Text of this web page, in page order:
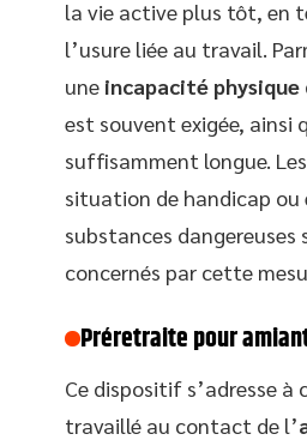
la vie active plus tôt, en
l’usure liée au travail.
une incapacité physique
est souvent exigée, ainsi
suffisamment longue.
situation de handicap ou
substances dangereuses
concernés par cette
Préretraite pour
Ce dispositif s’adresse à
travaillé au contact de l’